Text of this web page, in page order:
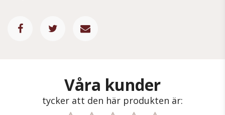
Våra kunder
tycker att den här produkten är: